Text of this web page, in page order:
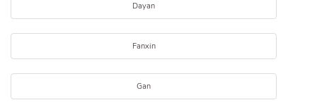
Dayan
Fanxin
Gan